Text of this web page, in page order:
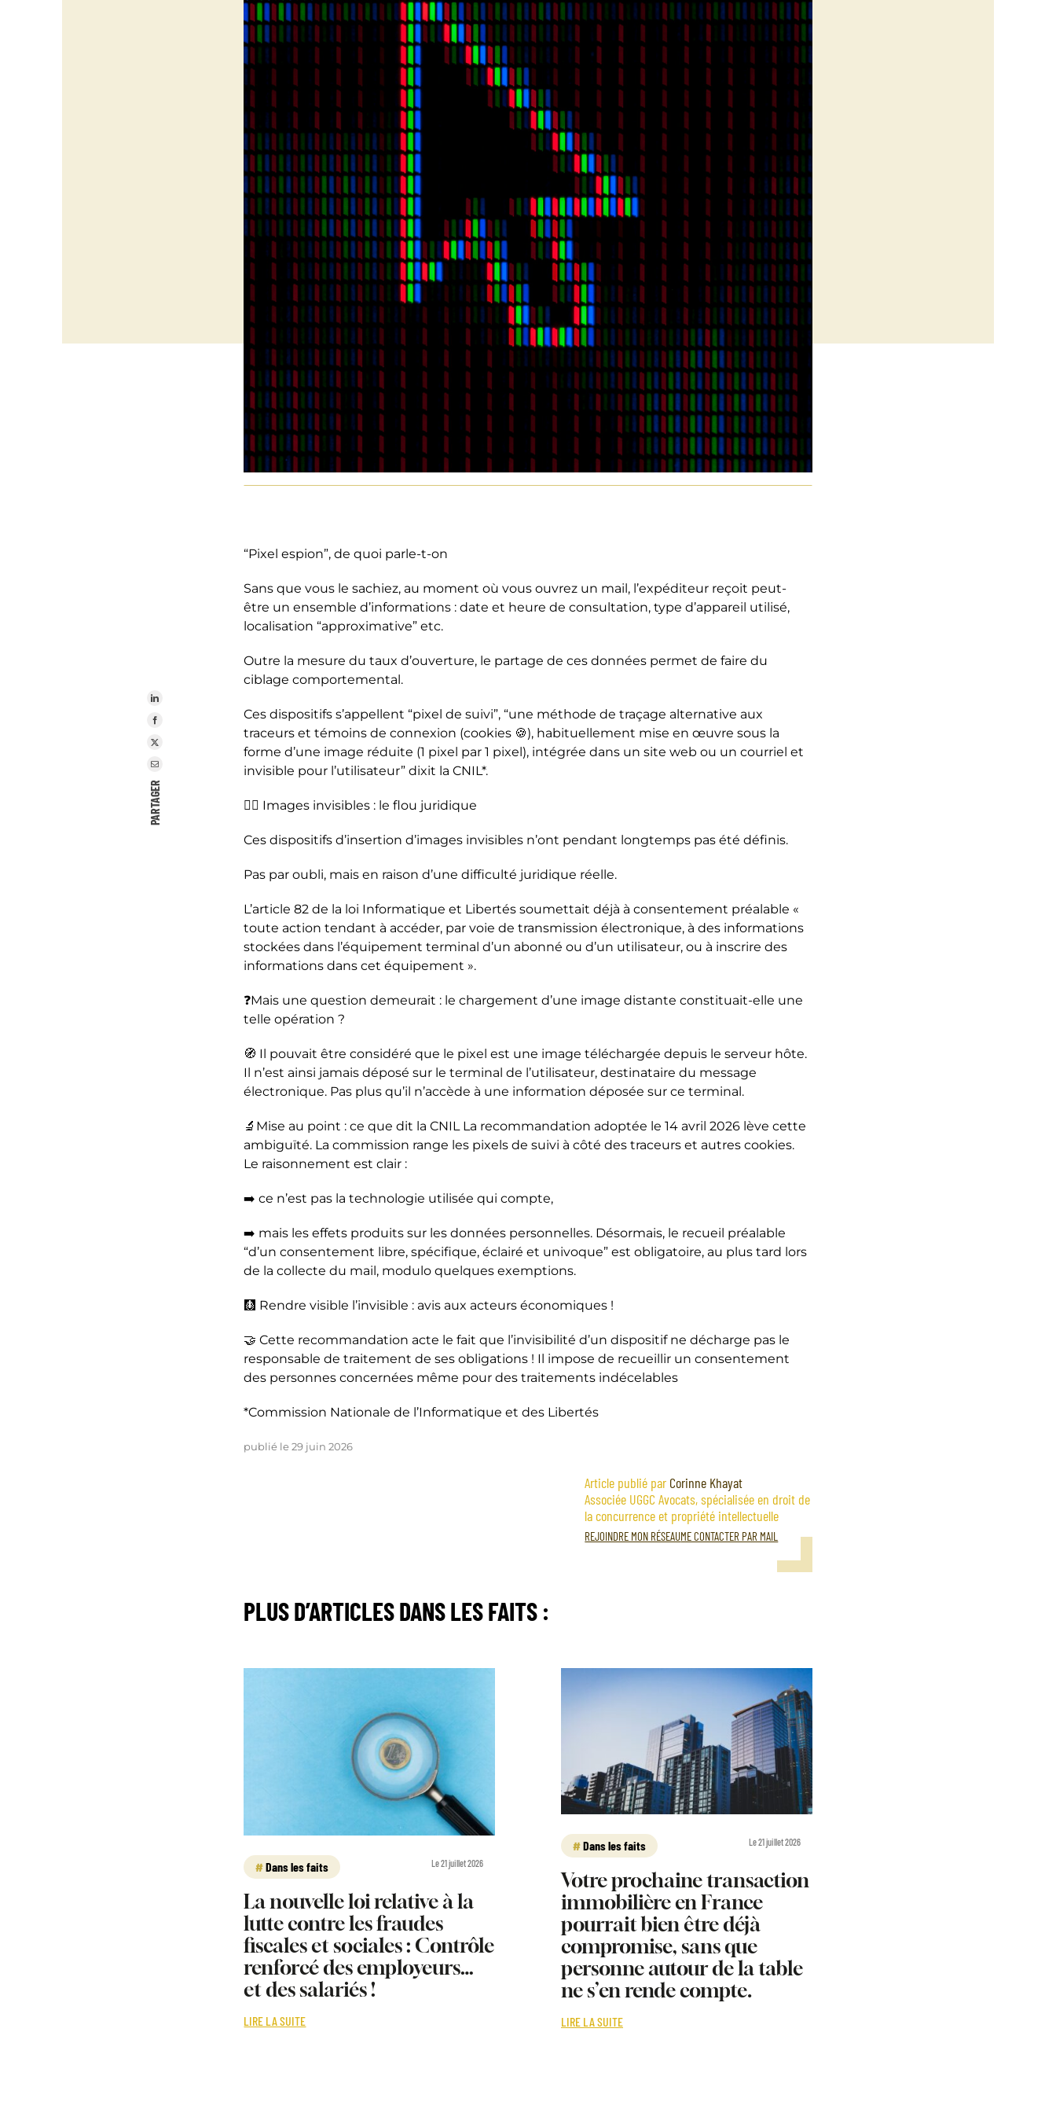
PARTAGER
“Pixel espion”, de quoi parle-t-on
Sans que vous le sachiez, au moment où vous ouvrez un mail, l’expéditeur reçoit peut-
être un ensemble d’informations : date et heure de consultation, type d’appareil utilisé,
localisation “approximative” etc.
Outre la mesure du taux d’ouverture, le partage de ces données permet de faire du
ciblage comportemental.
Ces dispositifs s’appellent “pixel de suivi”, “une méthode de traçage alternative aux
traceurs et témoins de connexion (cookies 🍪), habituellement mise en œuvre sous la
forme d’une image réduite (1 pixel par 1 pixel), intégrée dans un site web ou un courriel et
invisible pour l’utilisateur” dixit la CNIL*.
😶‍🌫️ Images invisibles : le flou juridique
Ces dispositifs d’insertion d’images invisibles n’ont pendant longtemps pas été définis.
Pas par oubli, mais en raison d’une difficulté juridique réelle.
L’article 82 de la loi Informatique et Libertés soumettait déjà à consentement préalable «
toute action tendant à accéder, par voie de transmission électronique, à des informations
stockées dans l’équipement terminal d’un abonné ou d’un utilisateur, ou à inscrire des
informations dans cet équipement ».
❓Mais une question demeurait : le chargement d’une image distante constituait-elle une
telle opération ?
🧭 Il pouvait être considéré que le pixel est une image téléchargée depuis le serveur hôte.
Il n’est ainsi jamais déposé sur le terminal de l’utilisateur, destinataire du message
électronique. Pas plus qu’il n’accède à une information déposée sur ce terminal.
🔬Mise au point : ce que dit la CNIL La recommandation adoptée le 14 avril 2026 lève cette
ambiguïté. La commission range les pixels de suivi à côté des traceurs et autres cookies.
Le raisonnement est clair :
➡️ ce n’est pas la technologie utilisée qui compte,
➡️ mais les effets produits sur les données personnelles. Désormais, le recueil préalable
“d’un consentement libre, spécifique, éclairé et univoque” est obligatoire, au plus tard lors
de la collecte du mail, modulo quelques exemptions.
🩻 Rendre visible l’invisible : avis aux acteurs économiques !
🤝 Cette recommandation acte le fait que l’invisibilité d’un dispositif ne décharge pas le
responsable de traitement de ses obligations ! Il impose de recueillir un consentement
des personnes concernées même pour des traitements indécelables
*Commission Nationale de l’Informatique et des Libertés
publié le 29 juin 2026
Article publié par Corinne Khayat
Associée UGGC Avocats, spécialisée en droit de
la concurrence et propriété intellectuelle
REJOINDRE MON RÉSEAUME CONTACTER PAR MAIL
PLUS D’ARTICLESDANS LES FAITS :
Dans les faits Le 21 juillet 2026
La nouvelle loi relative à la
lutte contre les fraudes
fiscales et sociales : Contrôle
renforcé des employeurs…
et des salariés !
LIRE LA SUITE
Dans les faits Le 21 juillet 2026
Votre prochaine transaction
immobilière en France
pourrait bien être déjà
compromise, sans que
personne autour de la table
ne s’en rende compte.
LIRE LA SUITE